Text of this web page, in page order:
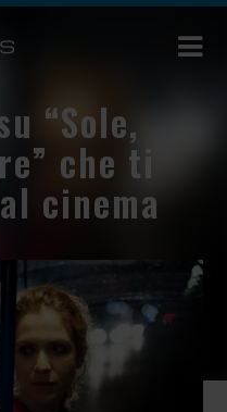
“Sole,
che ti
cinema